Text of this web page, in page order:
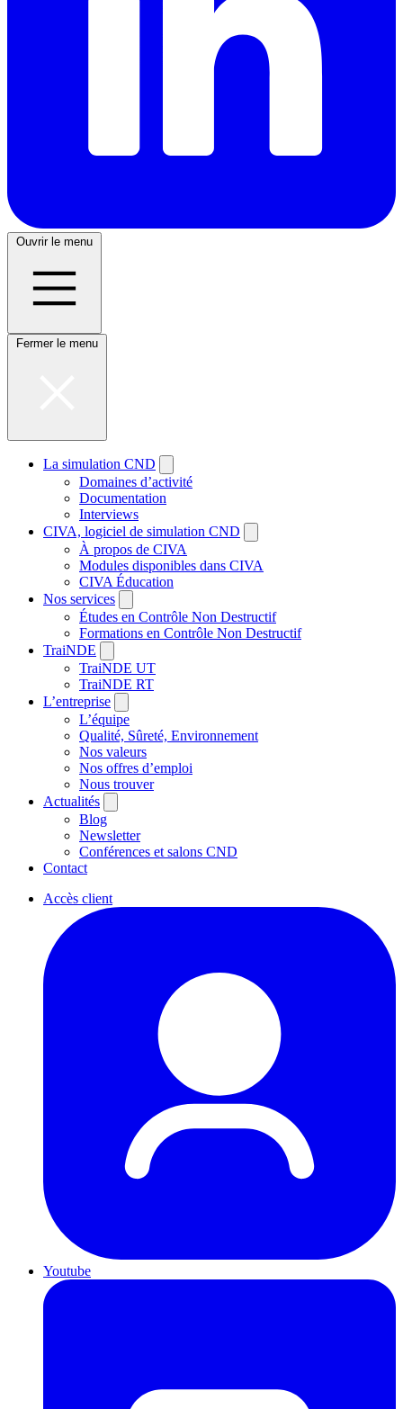
Ouvrir le menu
Fermer le menu
La simulation CND
Domaines d’activité
Documentation
Interviews
CIVA, logiciel de simulation CND
À propos de CIVA
Modules disponibles dans CIVA
CIVA Éducation
Nos services
Études en Contrôle Non Destructif
Formations en Contrôle Non Destructif
TraiNDE
TraiNDE UT
TraiNDE RT
L’entreprise
L’équipe
Qualité, Sûreté, Environnement
Nos valeurs
Nos offres d’emploi
Nous trouver
Actualités
Blog
Newsletter
Conférences et salons CND
Contact
Accès client
Youtube